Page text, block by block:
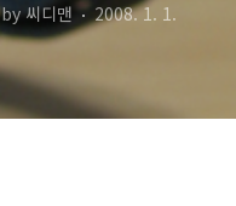
by 씨디맨 2008. 1. 1.